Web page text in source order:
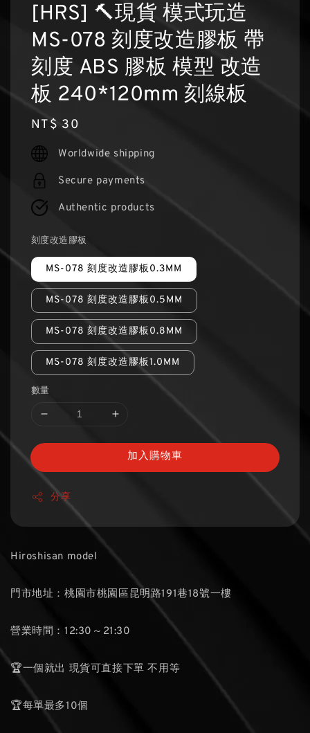
[HRS] 🔨現貨 模式玩造
MS-078 刻度改造膠板 帶
刻度 ABS 膠板 模型 改造
板 240*120mm 刻線板
Regular
price
NT$ 30
Worldwide shipping
Secure payments
Authentic products
刻度改造膠板
MS-078 刻度改造膠板0.3MM
MS-078 刻度改造膠板0.5MM
MS-078 刻度改造膠板0.8MM
MS-078 刻度改造膠板1.0MM
數量
加入購物車
分享
Hiroshisan model
門市地址：桃園市桃園區昆明路191巷18號一樓
營業時間：12:30～21:30
🏆一個就出 現貨可直接下單 不用等
🏆每單最多10個